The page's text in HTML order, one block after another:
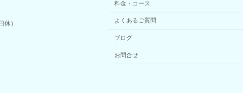
休）
料金・コース
よくあるご質問
ブログ
お問合せ